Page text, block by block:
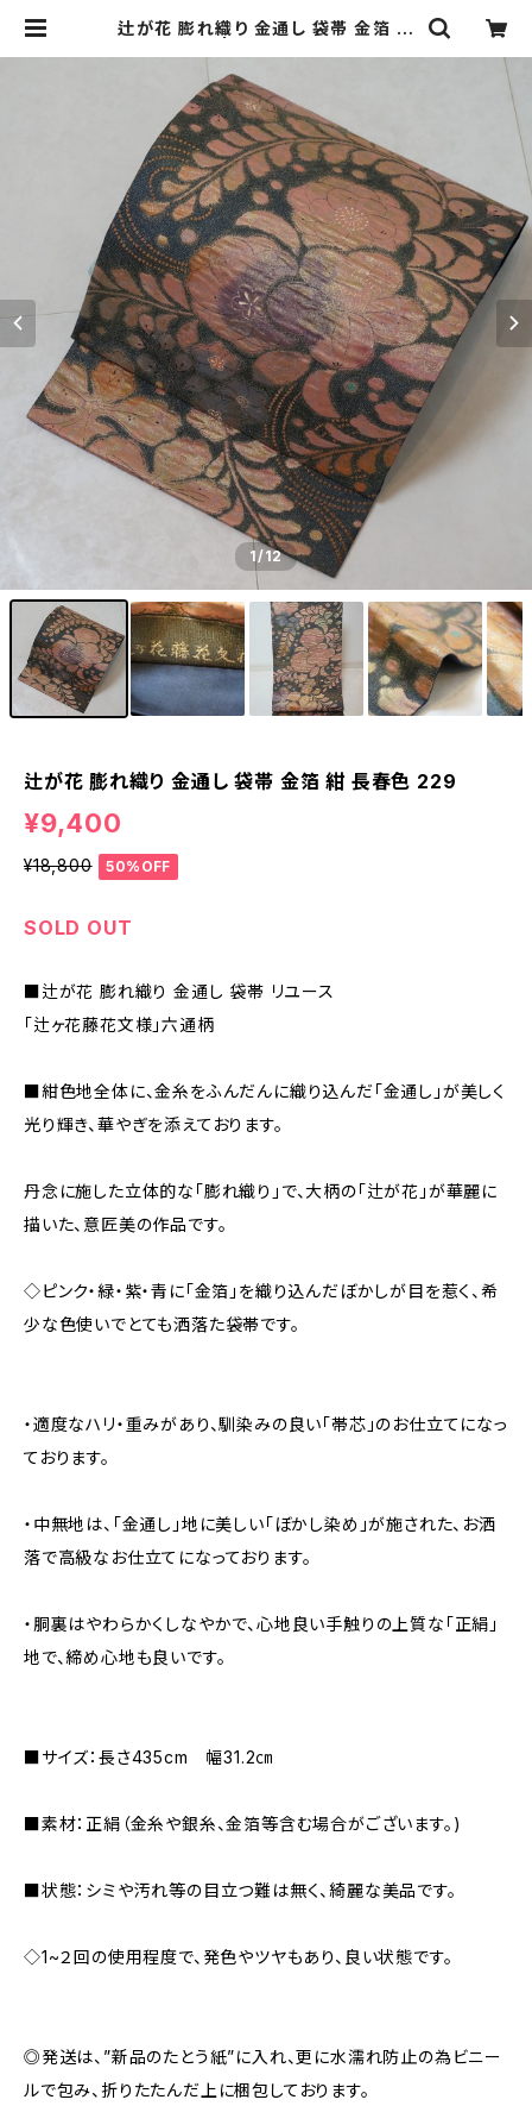
辻が花 膨れ織り 金通し 袋帯 金箔 紺
1/12
辻が花 膨れ織り 金通し 袋帯 金箔 紺 長春色 229
¥9,400
¥18,800 50%OFF
SOLD OUT
■辻が花 膨れ織り 金通し 袋帯 リユース
「辻ヶ花藤花文様」六通柄
■紺色地全体に、金糸をふんだんに織り込んだ「金通し」が美しく
光り輝き、華やぎを添えております。
丹念に施した立体的な「膨れ織り」で、大柄の「辻が花」が華麗に
描いた、意匠美の作品です。
◇ピンク・緑・紫・青に「金箔」を織り込んだぼかしが目を惹く、希
少な色使いでとても洒落た袋帯です。
・適度なハリ・重みがあり、馴染みの良い「帯芯」のお仕立てになっ
ております。
・中無地は、「金通し」地に美しい「ぼかし染め」が施された、お洒
落で高級なお仕立てになっております。
・胴裏はやわらかくしなやかで、心地良い手触りの上質な「正絹」
地で、締め心地も良いです。
■サイズ：長さ435cm 幅31.2㎝
■素材：正絹（金糸や銀糸、金箔等含む場合がございます。)
■状態：シミや汚れ等の目立つ難は無く、綺麗な美品です。
◇1~２回の使用程度で、発色やツヤもあり、良い状態です。
◎発送は、”新品のたとう紙”に入れ、更に水濡れ防止の為ビニー
ルで包み、折りたたんだ上に梱包しております。